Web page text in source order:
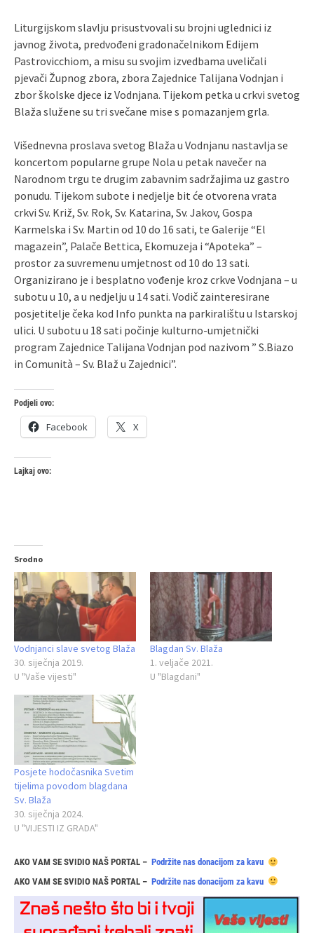
Liturgijskom slavlju prisustvovali su brojni uglednici iz
javnog života, predvođeni gradonačelnikom Edijem
Pastrovicchiom, a misu su svojim izvedbama uveličali
pjevači Župnog zbora, zbora Zajednice Talijana Vodnjan i
zbor školske djece iz Vodnjana. Tijekom petka u crkvi svetog
Blaža služene su tri svečane mise s pomazanjem grla.
Višednevna proslava svetog Blaža u Vodnjanu nastavlja se
koncertom popularne grupe Nola u petak navečer na
Narodnom trgu te drugim zabavnim sadržajima uz gastro
ponudu. Tijekom subote i nedjelje bit će otvorena vrata
crkvi Sv. Križ, Sv. Rok, Sv. Katarina, Sv. Jakov, Gospa
Karmelska i Sv. Martin od 10 do 16 sati, te Galerije “El
magazein”, Palače Bettica, Ekomuzeja i “Apoteka” –
prostor za suvremenu umjetnost od 10 do 13 sati.
Organizirano je i besplatno vođenje kroz crkve Vodnjana – u
subotu u 10, a u nedjelju u 14 sati. Vodič zainteresirane
posjetitelje čeka kod Info punkta na parkiralištu u Istarskoj
ulici. U subotu u 18 sati počinje kulturno-umjetnički
program Zajednice Talijana Vodnjan pod nazivom ” S.Biazo
in Comunità – Sv. Blaž u Zajednici”.
Podjeli ovo:
Facebook X
Lajkaj ovo:
Srodno
Vodnjanci slave svetog Blaža
30. siječnja 2019.
U "Vaše vijesti"
Blagdan Sv. Blaža
1. veljače 2021.
U "Blagdani"
Posjete hodočasnika Svetim
tijelima povodom blagdana
Sv. Blaža
30. siječnja 2024.
U "VIJESTI IZ GRADA"
AKO VAM SE SVIDIO NAŠ PORTAL – Podržite nas donacijom za kavu
AKO VAM SE SVIDIO NAŠ PORTAL – Podržite nas donacijom za kavu